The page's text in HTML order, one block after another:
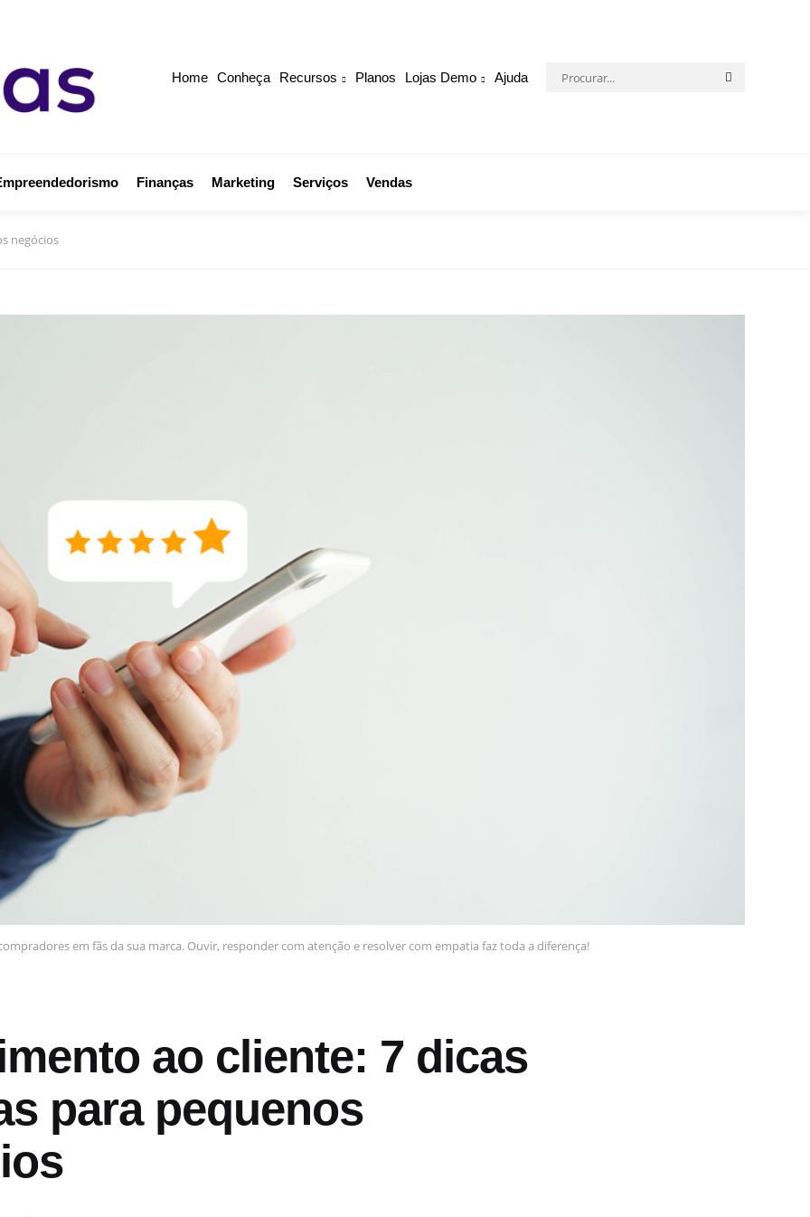
Home Conheça Recursos Planos Lojas Demo Ajuda
Finanças Marketing Serviços Vendas
negócios
em fãs da sua marca. Ouvir, responder com atenção e resolver com empatia faz toda a diferença!
ao cliente: 7 dicas
para pequenos